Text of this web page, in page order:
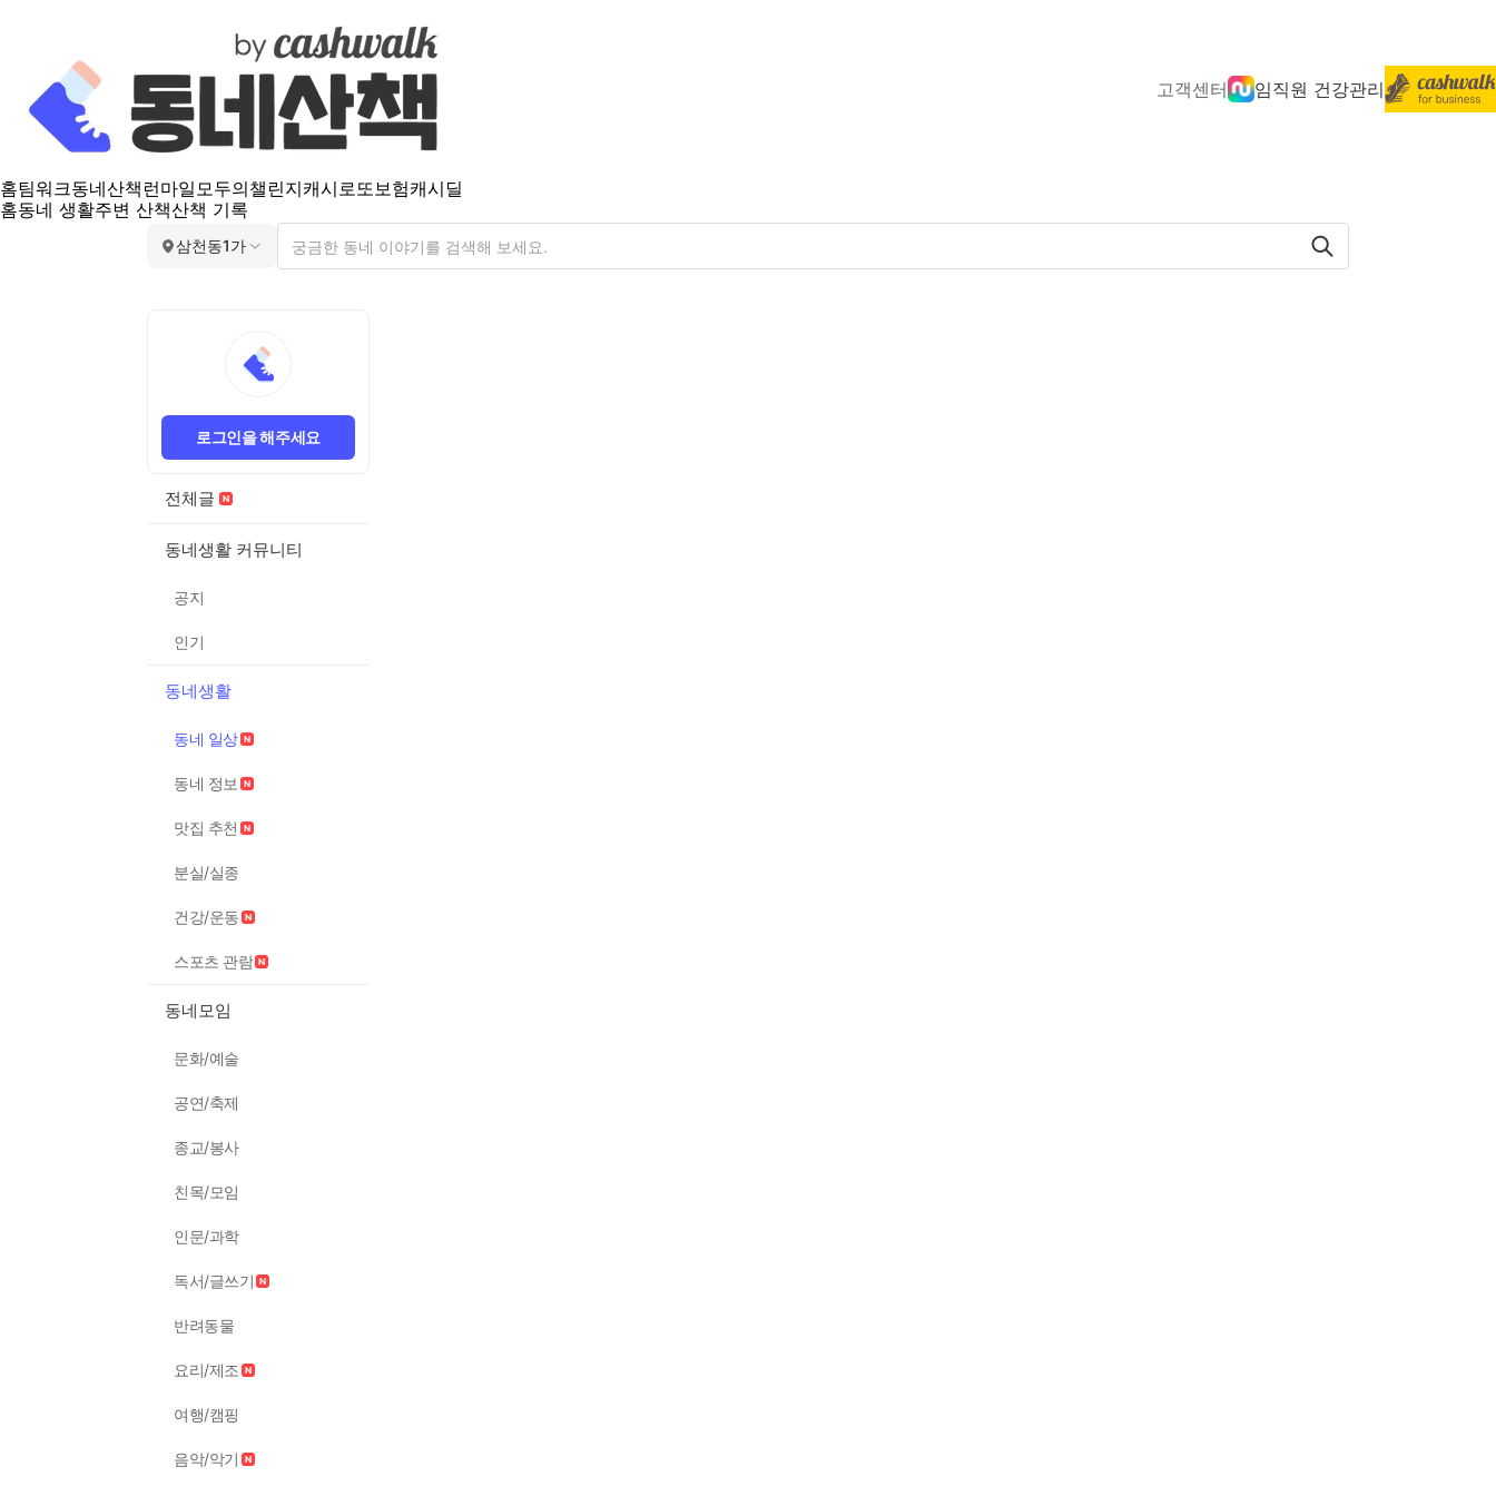
고객센터 임직원 건강관리
홈팀워크동네산책 런마일모두의챌린지캐시로또보험캐시딜
홈동네 생활주변 산책산책 기록
삼천동1가
로그인을 해주세요
전체글
동네생활 커뮤니티
공지
인기
동네생활
동네 일상
동네 정보
맛집 추천
분실/실종
건강/운동
스포츠 관람
동네모임
문화/예술
공연/축제
종교/봉사
친목/모임
인문/과학
독서/글쓰기
반려동물
요리/제조
여행/캠핑
음악/악기